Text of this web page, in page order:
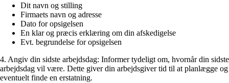
Dit navn og stilling
Firmaets navn og adresse
Dato for opsigelsen
En klar og præcis erklæring om din afskedigelse
Evt. begrundelse for opsigelsen
4. Angiv din sidste arbejdsdag: Informer tydeligt om, hvornår din sidste
arbejdsdag vil være. Dette giver din arbejdsgiver tid til at planlægge og
eventuelt finde en erstatning.